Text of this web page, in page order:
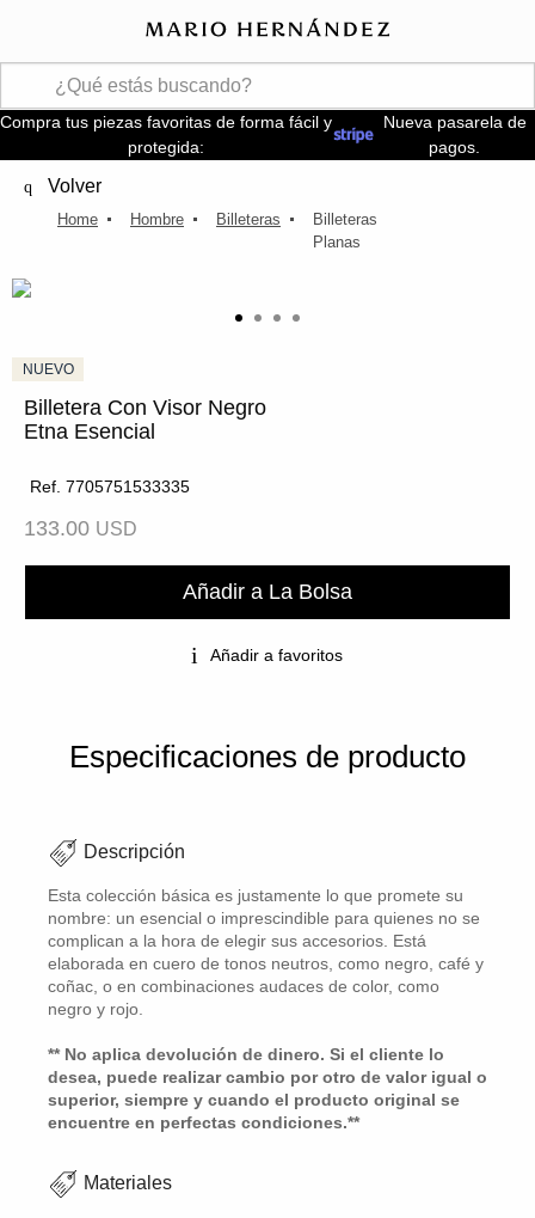
Compra tus piezas favoritas de forma fácil y
protegida:
Nueva pasarela de
pagos.
Volver
Hombre Billeteras
Billeteras
Planas
Billetera Con Visor Negro
Etna Esencial
Ref. 7705751533335
133.00 USD
Añadir a La Bolsa
Añadir a favoritos
Especificaciones de producto
Descripción
Esta colección básica es justamente lo que promete su
nombre: un esencial o imprescindible para quienes no se
complican a la hora de elegir sus accesorios. Está
elaborada en cuero de tonos neutros, como negro, café y
coñac, o en combinaciones audaces de color, como
negro y rojo.
** No aplica devolución de dinero. Si el cliente lo
desea, puede realizar cambio por otro de valor igual o
superior, siempre y cuando el producto original se
encuentre en perfectas condiciones.**
Materiales